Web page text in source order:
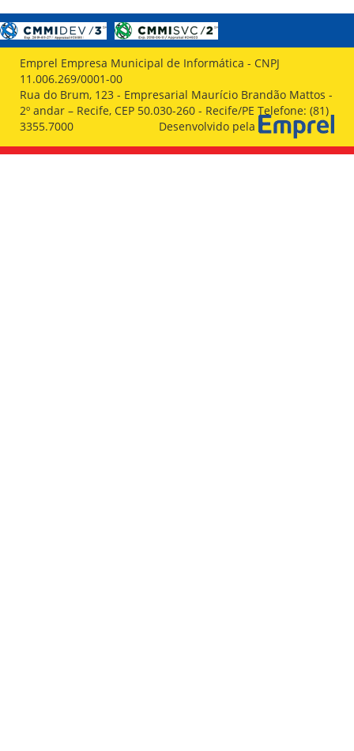
Emprel Empresa Municipal de Informática - CNPJ
11.006.269/0001-00
Rua do Brum, 123 - Empresarial Maurício Brandão Mattos -
2º andar – Recife, CEP 50.030-260 - Recife/PE Telefone: (81)
3355.7000
Desenvolvido pela